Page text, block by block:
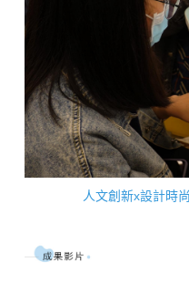
人文創新x設計時